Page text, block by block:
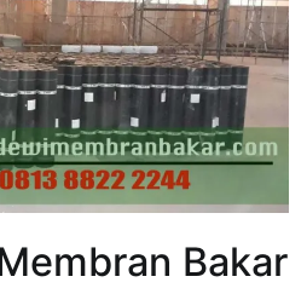
Bakar